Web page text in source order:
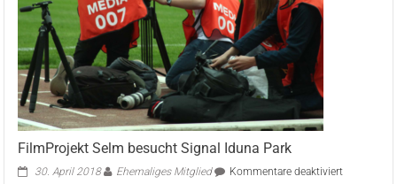
FilmProjekt Selm besucht Signal Iduna Park
30. April 2018 Ehemaliges Mitglied Kommentare deaktiviertfür